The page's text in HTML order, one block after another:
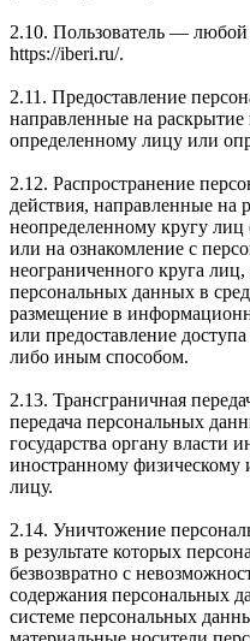
2.10. Пользователь — любой
https://iberi.ru/.
2.11. Предоставление
направленные на
определенному лицу или
2.12. Распространение
действия, направленные на
неопределенному кругу
или на ознакомление с
неограниченного круга
персональных данных в
размещение в
или предоставление
либо иным способом.
2.13. Трансграничная
передача персональных
государства органу власти
иностранному
лицу.
2.14. Уничтожение
в результате которых
безвозвратно с
содержания персональных
системе персональных